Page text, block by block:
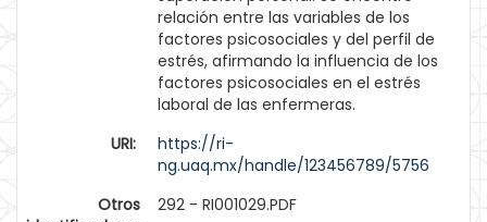
relación entre las variables de los
factores psicosociales y del perfil de
estrés, afirmando la influencia de los
factores psicosociales en el estrés
laboral de las enfermeras.
URI:
https://ri-
ng.uaq.mx/handle/123456789/5756
Otros
292 - RI001029.PDF